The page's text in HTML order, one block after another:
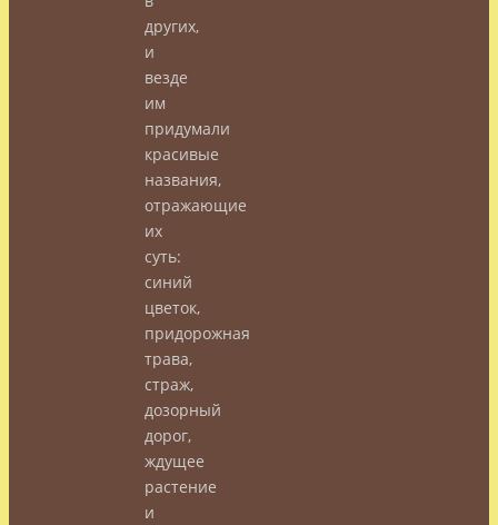
других,
и
везде
им
придумали
красивые
названия,
отражающие
их
суть:
синий
цветок,
придорожная
трава,
страж,
дозорный
дорог,
ждущее
растение
и